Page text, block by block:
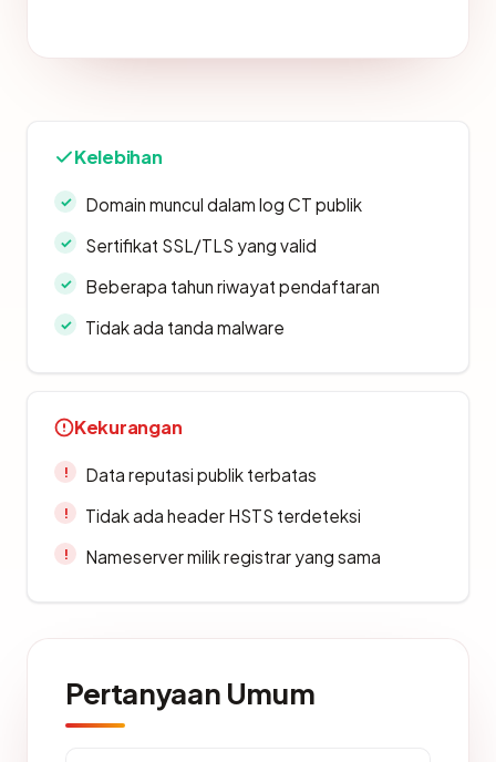
Kelebihan
Domain muncul dalam log CT publik
Sertifikat SSL/TLS yang valid
Beberapa tahun riwayat pendaftaran
Tidak ada tanda malware
Kekurangan
Data reputasi publik terbatas
Tidak ada header HSTS terdeteksi
Nameserver milik registrar yang sama
Pertanyaan Umum